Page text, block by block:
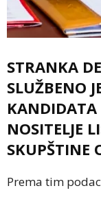
STRANKA
SLUŽBENO
KANDIDATA
NOSITELJE
SKUPŠTINE
Prema tim